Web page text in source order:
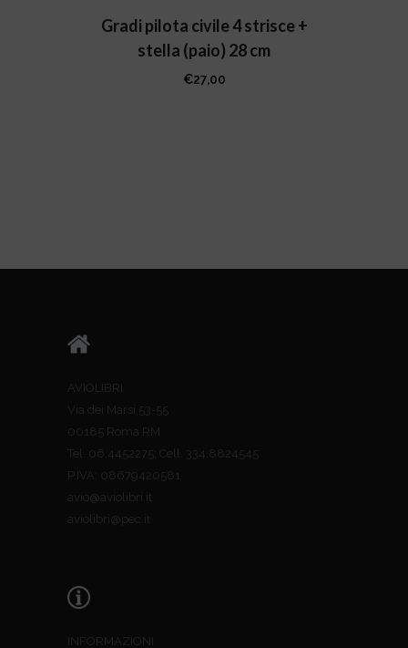
Gradi pilota civile 4 strisce +
stella (paio) 28 cm
€27,00
AVIOLIBRI
Via dei Marsi 53-55
00185 Roma RM
Tel. 06.4452275; Cell. 334.8824545
P.IVA: 08679420581
avio@aviolibri.it
aviolibri@pec.it
INFORMAZIONI